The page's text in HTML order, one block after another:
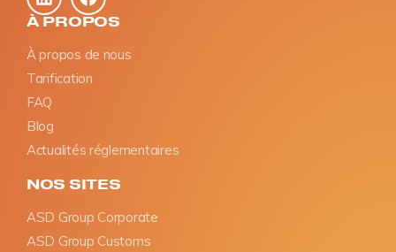
À PROPOS
À propos de nous
Tarification
FAQ
Blog
Actualités réglementaires
NOS SITES
ASD Group Corporate
ASD Group Customs